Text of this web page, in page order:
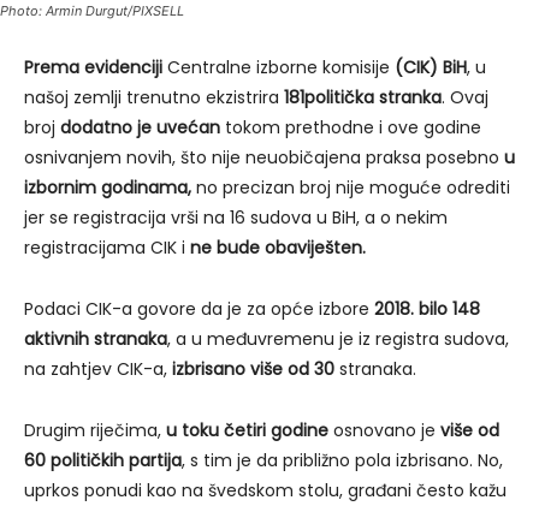
Photo: Armin Durgut/PIXSELL
Prema evidenciji Centralne izborne komisije (CIK) BiH, u
našoj zemlji trenutno ekzistrira 181politička stranka. Ovaj
broj dodatno je uvećan tokom prethodne i ove godine
osnivanjem novih, što nije neuobičajena praksa posebno u
izbornim godinama, no precizan broj nije moguće odrediti
jer se registracija vrši na 16 sudova u BiH, a o nekim
registracijama CIK i ne bude obaviješten.
Podaci CIK-a govore da je za opće izbore 2018. bilo 148
aktivnih stranaka, a u međuvremenu je iz registra sudova,
na zahtjev CIK-a, izbrisano više od 30 stranaka.
Drugim riječima, u toku četiri godine osnovano je više od
60 političkih partija, s tim je da približno pola izbrisano. No,
uprkos ponudi kao na švedskom stolu, građani često kažu